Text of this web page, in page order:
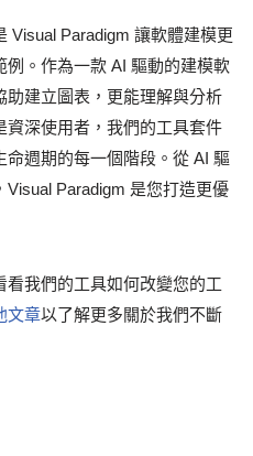
Visual Paradigm 讓軟體建模更
。作為一款 AI 驅動的建模軟
建立圖表，更能理解與分析
資深使用者，我們的工具套件
週期的每一個階段。從 AI 驅
Paradigm 是您打造更優
我們的工具如何改變您的工
文章以了解更多關於我們不斷